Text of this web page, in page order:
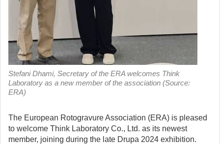
Stefani Dhami, Secretary of the ERA welcomes Think
Laboratory as a new member of the association (Source:
ERA)
The European Rotogravure Association (ERA) is pleased
to welcome Think Laboratory Co., Ltd. as its newest
member, joining during the late Drupa 2024 exhibition.